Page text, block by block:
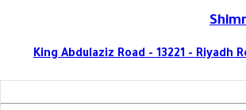
King Abdulaziz Road - 13221 - Riyadh